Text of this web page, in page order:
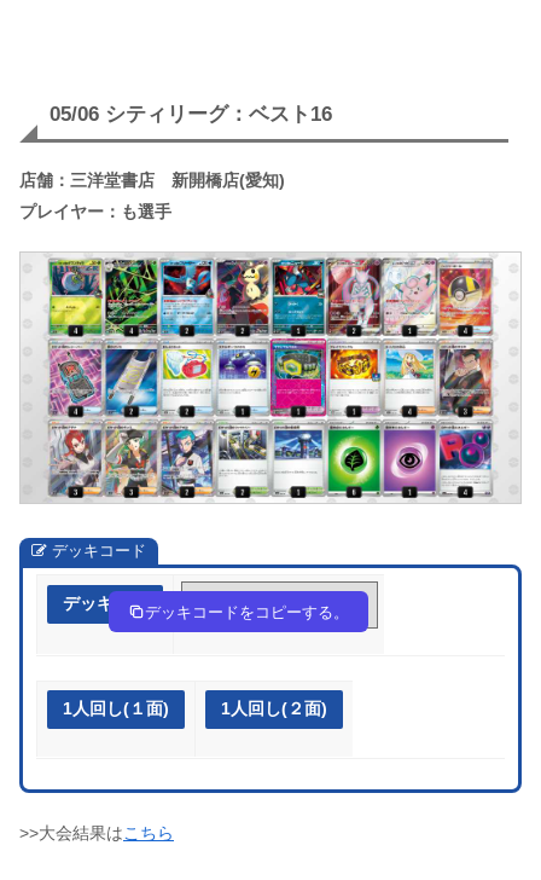
05/06 シティリーグ：ベスト16
店舗：三洋堂書店 新開橋店(愛知)
プレイヤー：も選手
デッキコード
デッキ作成 kVFkbV-KGHYk4-vFfvFw
デッキコードをコピーする。
1人回し(１面) 1人回し(２面)
>>大会結果はこちら